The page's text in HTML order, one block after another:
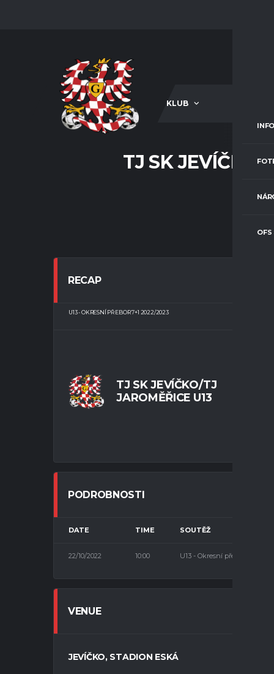
KLUB
OFS
TJ SK JEVÍČKO/
RECAP
U13 - OKRESNÍ PŘEBOR 7+1 2022/2023
TJ SK JEVÍČKO/TJ
JAROMĚŘICE U13
PODROBNOSTI
DATE TIME SOUTĚŽ
22/10/2022 10:00 U13 - Okresní přebor 7+1
VENUE
JEVÍČKO, STADION ESKÁ